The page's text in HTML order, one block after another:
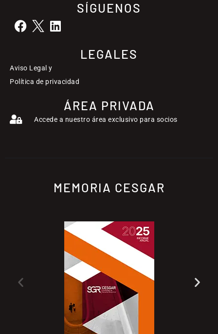
SÍGUENOS
LEGALES
Aviso Legal y
Política de privacidad
ÁREA PRIVADA
Accede a nuestro área exclusivo para socios
MEMORIA CESGAR